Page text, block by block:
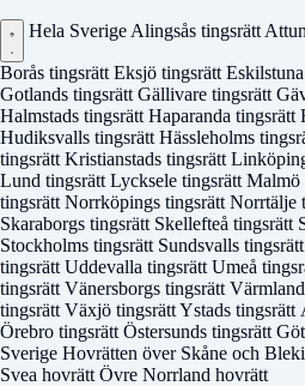
Hela Sverige Alingsås tingsrätt
Borås tingsrätt Eksjö tingsrätt
Gotlands tingsrätt Gällivare tingsrätt
Halmstads tingsrätt Haparanda tingsrätt
Hudiksvalls tingsrätt Hässleholms
tingsrätt Kristianstads tingsrätt
Lund tingsrätt Lycksele tingsrätt Malmö
tingsrätt Norrköpings tingsrätt Norrtälje
Skaraborgs tingsrätt Skellefteå tingsrätt
Stockholms tingsrätt Sundsvalls tingsrätt
tingsrätt Uddevalla tingsrätt Umeå
tingsrätt Vänersborgs tingsrätt
tingsrätt Växjö tingsrättYstads tingsrätt
Örebro tingsrätt Östersunds tingsrätt
Sverige Hovrätten över Skåne och
Svea hovrätt Övre Norrland hovrätt